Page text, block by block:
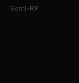
Semi-RP